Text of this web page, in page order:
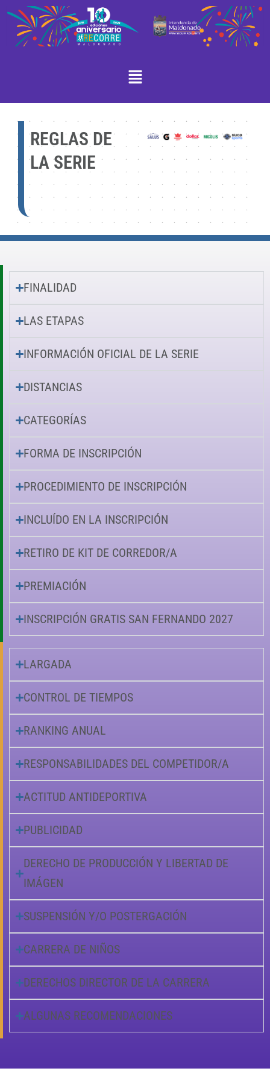
contenido
Menú
REGLAS DE
LA SERIE
FINALIDAD
LAS ETAPAS
INFORMACIÓN OFICIAL DE LA SERIE
DISTANCIAS
CATEGORÍAS
FORMA DE INSCRIPCIÓN
PROCEDIMIENTO DE INSCRIPCIÓN
INCLUÍDO EN LA INSCRIPCIÓN
RETIRO DE KIT DE CORREDOR/A
PREMIACIÓN
INSCRIPCIÓN GRATIS SAN FERNANDO 2027
LARGADA
CONTROL DE TIEMPOS
RANKING ANUAL
RESPONSABILIDADES DEL COMPETIDOR/A
ACTITUD ANTIDEPORTIVA
PUBLICIDAD
DERECHO DE PRODUCCIÓN Y LIBERTAD DE
IMÁGEN
SUSPENSIÓN Y/O POSTERGACIÓN
CARRERA DE NIÑOS
DERECHOS DIRECTOR DE LA CARRERA
ALGUNAS RECOMENDACIONES